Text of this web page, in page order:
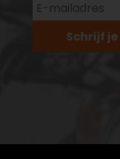
Schrijf